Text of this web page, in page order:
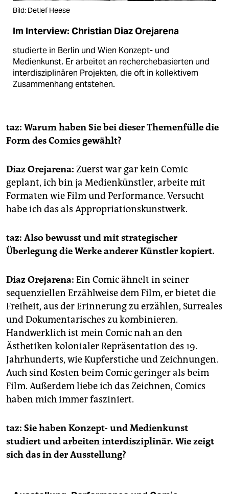
Bild: Detlef Heese
Im Interview: Christian Diaz Orejarena
studierte in Berlin und Wien Konzept- und
Medienkunst. Er arbeitet an recherche­basierten und
interdisziplinären Projekten, die oft in kollektivem
Zusammenhang entstehen.
taz: Warum haben Sie bei dieser Themenfülle die
Form des Comics gewählt?
Diaz Orejarena: Zuerst war gar kein Comic
geplant, ich bin ja Medienkünstler, arbeite mit
Formaten wie Film und Performance. Versucht
habe ich das als Appropriationskunstwerk.
taz: Also bewusst und mit strategischer
Überlegung die Werke anderer Künstler ­kopiert.
Diaz Orejarena: Ein Comic ähnelt in seiner
sequenziellen Erzählweise dem Film, er bietet die
Freiheit, aus der Erinnerung zu erzählen, Surreales
und Dokumentarisches zu kombinieren.
Handwerklich ist mein Comic nah an den
Ästhetiken kolonialer Repräsentation des 19.
Jahrhunderts, wie Kupferstiche und Zeichnungen.
Auch sind Kosten beim Comic geringer als beim
Film. Außerdem liebe ich das Zeichnen, Comics
haben mich immer fasziniert.
taz: Sie haben Konzept- und Medienkunst
studiert und arbeiten interdisziplinär. Wie zeigt
sich das in der Ausstellung?